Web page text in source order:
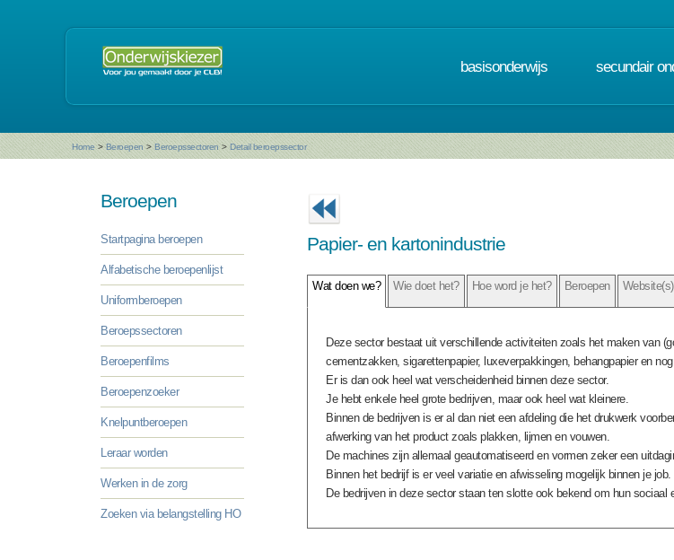
basisonderwijs secundair
Home > Beroepen > Beroepssectoren > Detail beroepssector
Beroepen
Startpagina beroepen
Alfabetische beroepenlijst
Uniformberoepen
Beroepssectoren
Beroepenfilms
Beroepenzoeker
Knelpuntberoepen
Leraar worden
Werken in de zorg
Zoeken via belangstelling HO
Papier- en kartonindustrie
Wat doen we? Wie doet het? Hoe word je het? Beroepen Website(s)
Deze sector bestaat uit verschillende activiteiten zoals het maken van
cementzakken, sigarettenpapier, luxeverpakkingen, behangpapier en
Er is dan ook heel wat verscheidenheid binnen deze sector.
Je hebt enkele heel grote bedrijven, maar ook heel wat kleinere.
Binnen de bedrijven is er al dan niet een afdeling die het drukwerk
afwerking van het product zoals plakken, lijmen en vouwen.
De machines zijn allemaal geautomatiseerd en vormen zeker een
Binnen het bedrijf is er veel variatie en afwisseling mogelijk binnen je job.
De bedrijven in deze sector staan ten slotte ook bekend om hun sociaal